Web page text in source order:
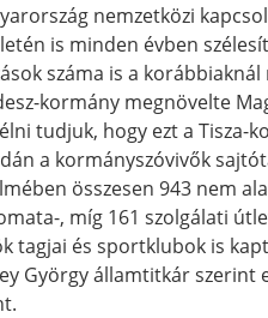
nemzetközi
is minden évben
száma is a
kormány megnövelte
tudjuk, hogy ezt a Tisza-
a kormányszóvivők
összesen 943 nem
, míg 161 szolgálati
tagjai és sportklubok is
György államtitkár